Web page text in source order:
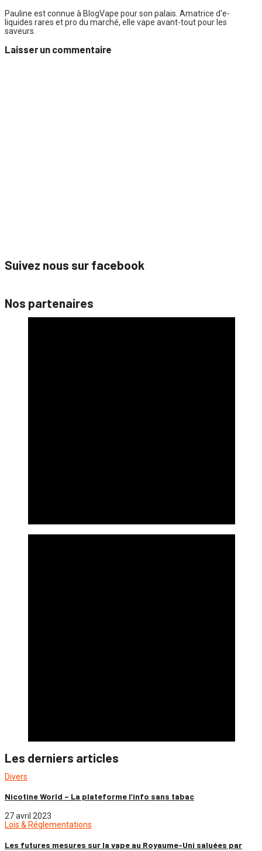
Pauline est connue à BlogVape pour son palais. Amatrice d'e-
liquides rares et pro du marché, elle vape avant-tout pour les
saveurs.
Laisser un commentaire
Suivez nous sur facebook
Nos partenaires
Les derniers articles
Divers
Nicotine World – La plateforme l’info sans tabac
27 avril 2023
Lois & Réglementations
Les futures mesures sur la vape au Royaume-Uni saluées par